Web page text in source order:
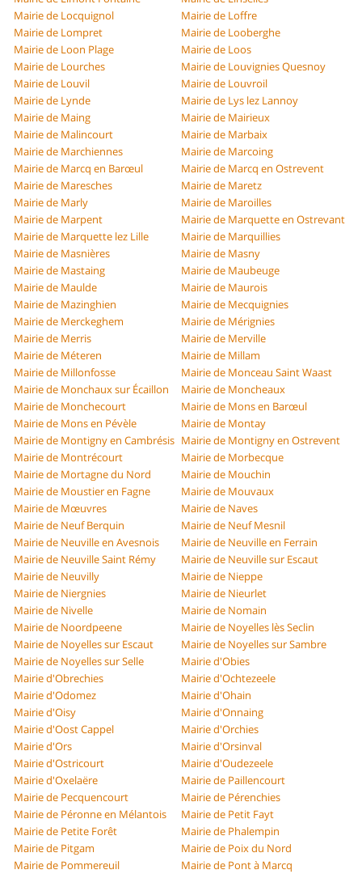
Mairie de Locquignol
Mairie de Loffre
Mairie de Lompret
Mairie de Looberghe
Mairie de Loon Plage
Mairie de Loos
Mairie de Lourches
Mairie de Louvignies Quesnoy
Mairie de Louvil
Mairie de Louvroil
Mairie de Lynde
Mairie de Lys lez Lannoy
Mairie de Maing
Mairie de Mairieux
Mairie de Malincourt
Mairie de Marbaix
Mairie de Marchiennes
Mairie de Marcoing
Mairie de Marcq en Barœul
Mairie de Marcq en Ostrevent
Mairie de Maresches
Mairie de Maretz
Mairie de Marly
Mairie de Maroilles
Mairie de Marpent
Mairie de Marquette en Ostrevant
Mairie de Marquette lez Lille
Mairie de Marquillies
Mairie de Masnières
Mairie de Masny
Mairie de Mastaing
Mairie de Maubeuge
Mairie de Maulde
Mairie de Maurois
Mairie de Mazinghien
Mairie de Mecquignies
Mairie de Merckeghem
Mairie de Mérignies
Mairie de Merris
Mairie de Merville
Mairie de Méteren
Mairie de Millam
Mairie de Millonfosse
Mairie de Monceau Saint Waast
Mairie de Monchaux sur Écaillon
Mairie de Moncheaux
Mairie de Monchecourt
Mairie de Mons en Barœul
Mairie de Mons en Pévèle
Mairie de Montay
Mairie de Montigny en Cambrésis Mairie de Montigny en Ostrevent
Mairie de Montrécourt
Mairie de Morbecque
Mairie de Mortagne du Nord
Mairie de Mouchin
Mairie de Moustier en Fagne
Mairie de Mouvaux
Mairie de Mœuvres
Mairie de Naves
Mairie de Neuf Berquin
Mairie de Neuf Mesnil
Mairie de Neuville en Avesnois
Mairie de Neuville en Ferrain
Mairie de Neuville Saint Rémy
Mairie de Neuville sur Escaut
Mairie de Neuvilly
Mairie de Nieppe
Mairie de Niergnies
Mairie de Nieurlet
Mairie de Nivelle
Mairie de Nomain
Mairie de Noordpeene
Mairie de Noyelles lès Seclin
Mairie de Noyelles sur Escaut
Mairie de Noyelles sur Sambre
Mairie de Noyelles sur Selle
Mairie d'Obies
Mairie d'Obrechies
Mairie d'Ochtezeele
Mairie d'Odomez
Mairie d'Ohain
Mairie d'Oisy
Mairie d'Onnaing
Mairie d'Oost Cappel
Mairie d'Orchies
Mairie d'Ors
Mairie d'Orsinval
Mairie d'Ostricourt
Mairie d'Oudezeele
Mairie d'Oxelaëre
Mairie de Paillencourt
Mairie de Pecquencourt
Mairie de Pérenchies
Mairie de Péronne en Mélantois
Mairie de Petit Fayt
Mairie de Petite Forêt
Mairie de Phalempin
Mairie de Pitgam
Mairie de Poix du Nord
Mairie de Pommereuil
Mairie de Pont à Marcq